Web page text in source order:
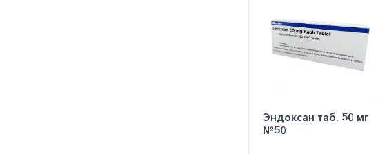
Эндоксан таб. 50 мг
№50